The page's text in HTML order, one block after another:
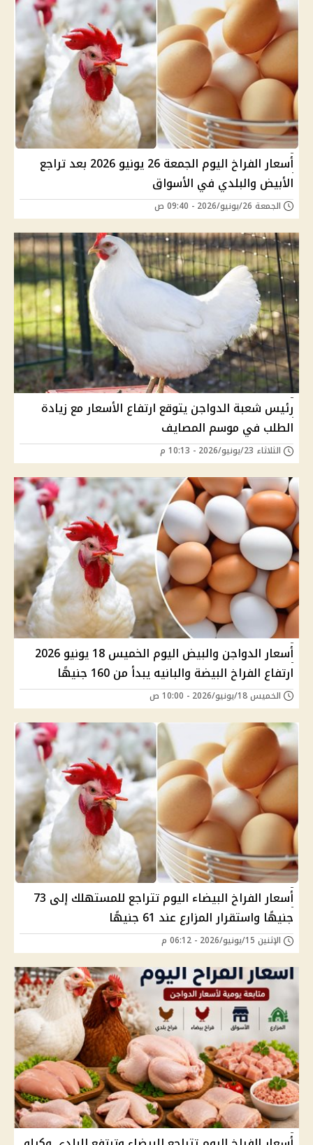
أسعار الفراخ اليوم الجمعة 26 يونيو 2026 بعد تراجع
الأبيض والبلدي في الأسواق
الجمعة 26/يونيو/2026 - 09:40 ص
رئيس شعبة الدواجن يتوقع ارتفاع الأسعار مع زيادة
الطلب في موسم المصايف
الثلاثاء 23/يونيو/2026 - 10:13 م
أسعار الدواجن والبيض اليوم الخميس 18 يونيو 2026
ارتفاع الفراخ البيضة والبانيه يبدأ من 160 جنيهًا
الخميس 18/يونيو/2026 - 10:00 ص
أسعار الفراخ البيضاء اليوم تتراجع للمستهلك إلى 73
جنيهًا واستقرار المزارع عند 61 جنيهًا
الإثنين 15/يونيو/2026 - 06:12 م